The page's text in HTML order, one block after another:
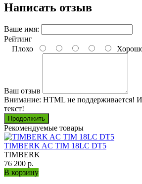
Написать отзыв
Ваше имя:
Рейтинг
Плохо
Ваш отзыв
Внимание: HTML не поддерживается!
текст!
Продолжить
Рекомендуемые товары
TIMBERK AC TIM 18LC DT5
TIMBERK
76 200 р.
В корзину